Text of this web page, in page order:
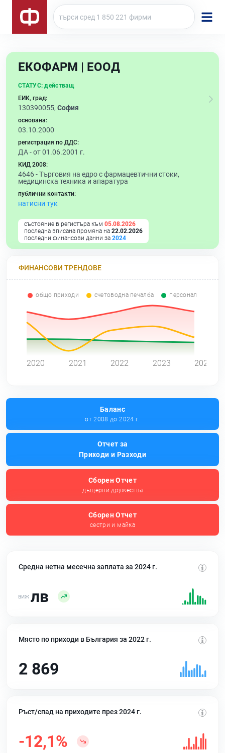
ЕКОФАРМ | ЕООД
СТАТУС: действащ
ЕИК, град:
130390055, София
основана:
03.10.2000
регистрация по ДДС:
ДА - от 01.06.2001 г.
КИД 2008:
4646 -Търговия на едро с фармацевтични стоки,
медицинска техника и апаратура
публични контакти:
натисни тук
състояние в регистъра към 05.08.2026
последна вписана промяна на 22.02.2026
последни финансови данни за 2024
ФИНАНСОВИ ТРЕНДОВЕ
общо приходи счетоводна печалба персонал
2020 2021 2022 2023 2024
Баланс
от 2008 до 2024 г.
Отчет за
Приходи и Разходи
Сборен Отчет
дъщерни дружества
Сборен Отчет
сестри и майка
Средна нетна месечна заплата за 2024 г.
лв
Място по приходи в България за 2022 г.
2 869
Ръст/спад на приходите през 2024 г.
-12,1%